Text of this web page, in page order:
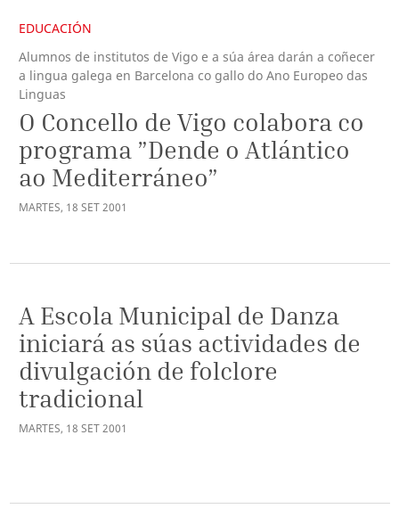
EDUCACIÓN
Alumnos de institutos de Vigo e a súa área darán a coñecer
a lingua galega en Barcelona co gallo do Ano Europeo das
Linguas
O Concello de Vigo colabora co
programa ”Dende o Atlántico
ao Mediterráneo”
MARTES, 18 SET2001
A Escola Municipal de Danza
iniciará as súas actividades de
divulgación de folclore
tradicional
MARTES, 18 SET2001